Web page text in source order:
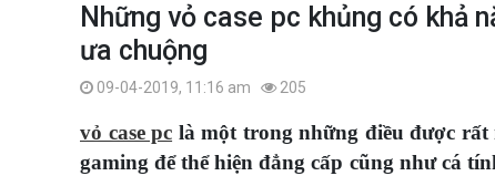
Những vỏ case pc khủng có khả
ưa chuộng
09-04-2019, 11:16 am 205
vỏ case pc là một trong những điều được
gaming để thể hiện đẳng cấp cũng như cá